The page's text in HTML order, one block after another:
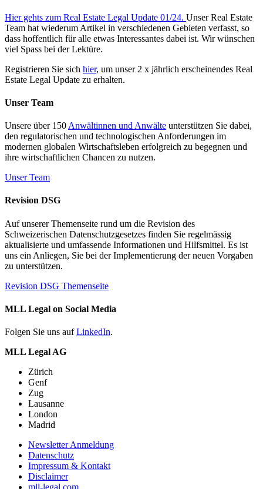
Hier gehts zum Real Estate Legal Update 01/24. Unser Real Estate
Team hat wiederum Artikel in verschiedenen Gebieten verfasst, so
dass hoffentlich für alle etwas Interessantes dabei ist. Wir wünschen
viel Spass bei der Lektüre.
Registrieren Sie sich hier, um unser 2 x jährlich erscheinendes Real
Estate Legal Update zu erhalten.
Unser Team
Unsere über 150 Anwältinnen und Anwälte unterstützen Sie dabei,
den regulatorischen und technologischen Anforderungen im
modernen globalen Wirtschaftsleben erfolgreich zu begegnen und
ihre wirtschaftlichen Chancen zu nutzen.
Unser Team
Revision DSG
Auf unserer Themenseite rund um die Revision des
Schweizerischen Datenschutzgesetzes finden Sie regelmässig
aktualisierte und umfassende Informationen und Hilfsmittel. Es ist
uns ein Anliegen, Sie bei der Implementierung der neuen Vorgaben
zu unterstützen.
Revision DSG Themenseite
MLL Legal on Social Media
Folgen Sie uns aufLinkedIn.
MLL Legal AG
Zürich
Genf
Zug
Lausanne
London
Madrid
Newsletter Anmeldung
Datenschutz
Impressum & Kontakt
Disclaimer